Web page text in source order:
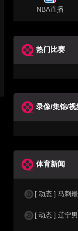
NBA直播
热门比赛
录像/集锦/视
体育新闻
[ 动态 ] 马刺
[ 动态 ] 辽宁男